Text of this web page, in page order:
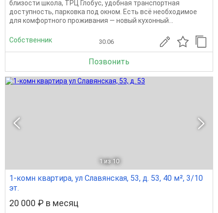
близости школа, ТРЦ Глобус, удобная транспортная
доступность, парковка под окном. Есть всё необходимое
для комфортного проживания — новый кухонный...
Собственник 30.06
Позвонить
1 из 10
1-комн квартира, ул Славянская, 53, д. 53, 40 м², 3/10
эт.
20 000 ₽ в месяц